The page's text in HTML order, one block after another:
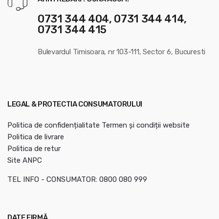
0731 344 404, 0731 344 414,
0731 344 415
Bulevardul Timisoara, nr 103-111, Sector 6, Bucuresti
LEGAL & PROTECTIA CONSUMATORULUI
Politica de confidențialitate Termen și condiții website
Politica de livrare
Politica de retur
Site ANPC
TEL INFO - CONSUMATOR: 0800 080 999